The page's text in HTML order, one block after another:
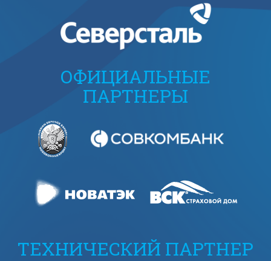
ОФИЦИАЛЬНЫЕ
ПАРТНЕРЫ
ТЕХНИЧЕСКИЙ ПАРТНЕР